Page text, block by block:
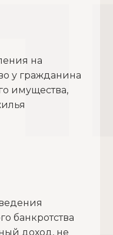
на
у гражданина
имущества,
банкротства
доход, не